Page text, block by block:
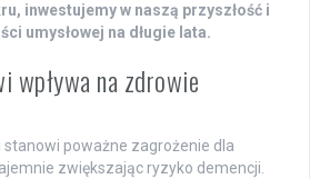
inwestujemy w naszą przyszłość i
umysłowej na długie lata.
wpływa na zdrowie
stanowi poważne zagrożenie dla
zwiększając ryzyko demencji.